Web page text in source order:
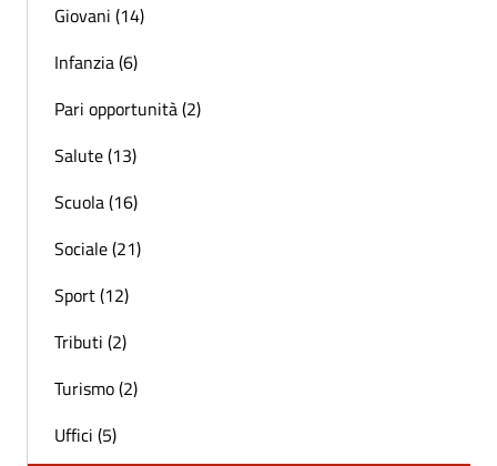
Giovani (14)
Infanzia (6)
Pari opportunità (2)
Salute (13)
Scuola (16)
Sociale (21)
Sport (12)
Tributi (2)
Turismo (2)
Uffici (5)